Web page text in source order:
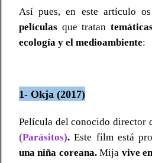
Así pues, en este artículo
películas que tratan
ecología y el medioambiente:
1- Okja (2017)
Película del conocido director
(Parásitos).Este film está
una niña coreana.Mija vive